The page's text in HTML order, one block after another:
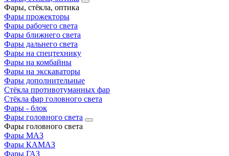
Фары, стёкла, оптика
Фары прожекторы
Фары рабочего света
Фары ближнего света
Фары дальнего света
Фары на спецтехнику
Фары на комбайны
Фары на экскаваторы
Фары дополнительные
Стёкла противотуманных фар
Стёкла фар головного света
Фары - блок
Фары головного света
Фары головного света
Фары МАЗ
Фары КАМАЗ
Фары ГАЗ